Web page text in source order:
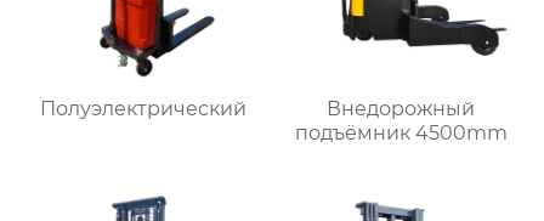
Полуэлектрический
Внедорожный
подъёмник 4500mm